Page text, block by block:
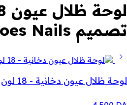
تصميم Soph Does Nails
لوحة ظلال عيون دخانية - 18 لون